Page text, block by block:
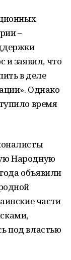
–
и заявил, что
в деле
Однако
время
Народную
объявили
части
под властью